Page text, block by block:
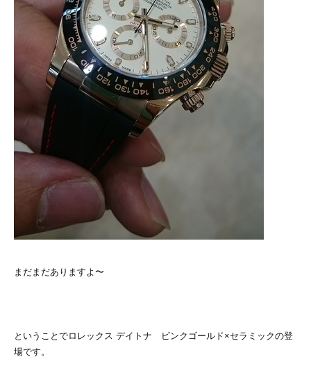
まだまだありますよ〜
ということでロレックス デイトナ ピンクゴールド×セラミックの登
場です。